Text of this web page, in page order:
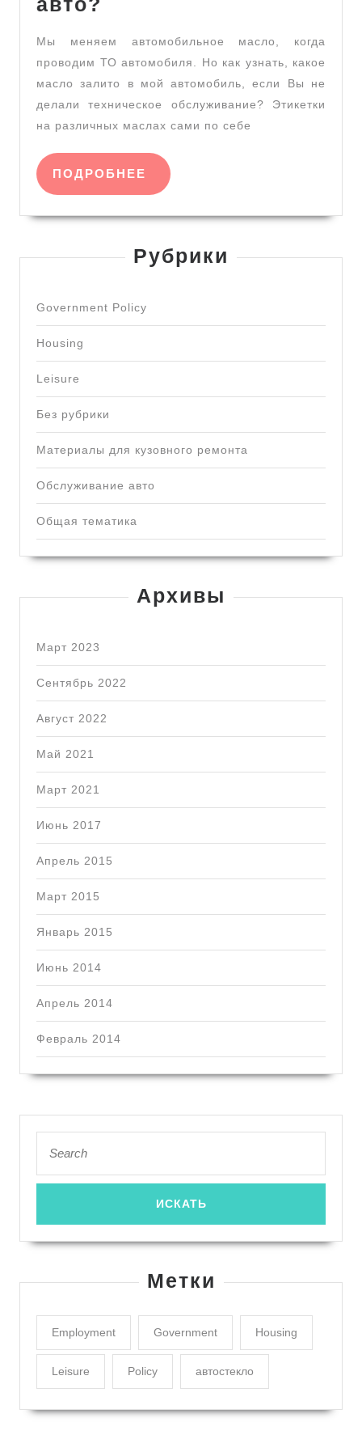
какое
масло
залито
в
двигателе
авто?
Мы меняем автомобильное масло, когда
проводим ТО автомобиля. Но как узнать, какое
масло залито в мой автомобиль, если Вы не
делали техническое обслуживание? Этикетки
на различных маслах сами по себе
ПОДРОБНЕЕ ПОДРОБНЕЕ
Рубрики
Government Policy
Housing
Leisure
Без рубрики
Материалы для кузовного ремонта
Обслуживание авто
Общая тематика
Архивы
Март 2023
Сентябрь 2022
Август 2022
Май 2021
Март 2021
Июнь 2017
Апрель 2015
Март 2015
Январь 2015
Июнь 2014
Апрель 2014
Февраль 2014
for:
Метки
Employment Government Housing
Leisure Policy автостекло